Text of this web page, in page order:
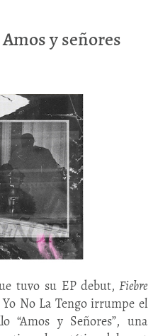
y señores
tuvo su EP debut, Fiebre
No La Tengo irrumpe el
“Amos y Señores”, una